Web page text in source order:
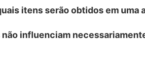
itens serão obtidos em uma
influenciam